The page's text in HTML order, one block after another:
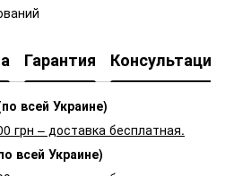
Гарантия Консультация
всей Украине)
грн – доставка бесплатная.
всей Украине)